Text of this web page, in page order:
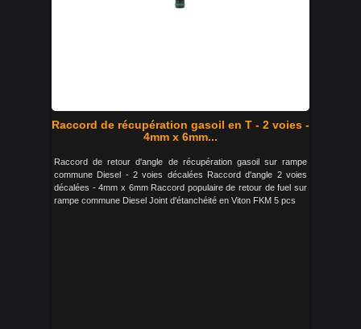
Raccord de récupération gasoil en T - 2 voies -
4mm x 6mm...
Raccord de retour d'angle de récupération gasoil sur rampe
commune Diesel - 2 voies décalées Raccord d'angle 2 voies
décalées - 4mm x 6mm Raccord populaire de retour de fuel sur
rampe commune Diesel Joint d'étanchéité en Viton FKM 5 pcs